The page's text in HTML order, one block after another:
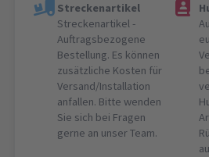
Streckenartikel
Streckenartikel -
Auftragsbezogene
Bestellung. Es können
zusätzliche Kosten für
Versand/Installation
anfallen. Bitte wenden
Sie sich bei Fragen
gerne an unser Team.